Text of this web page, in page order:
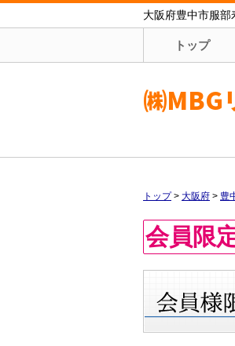
大阪府豊中市服
トップ
㈱MBG
トップ> 大阪府 > 豊
会員限